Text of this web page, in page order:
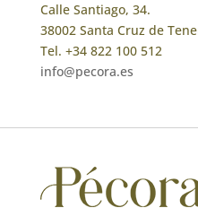
Calle Santiago, 34.
38002 Santa Cruz de
Tel. +34 822 100 512
info@pecora.es